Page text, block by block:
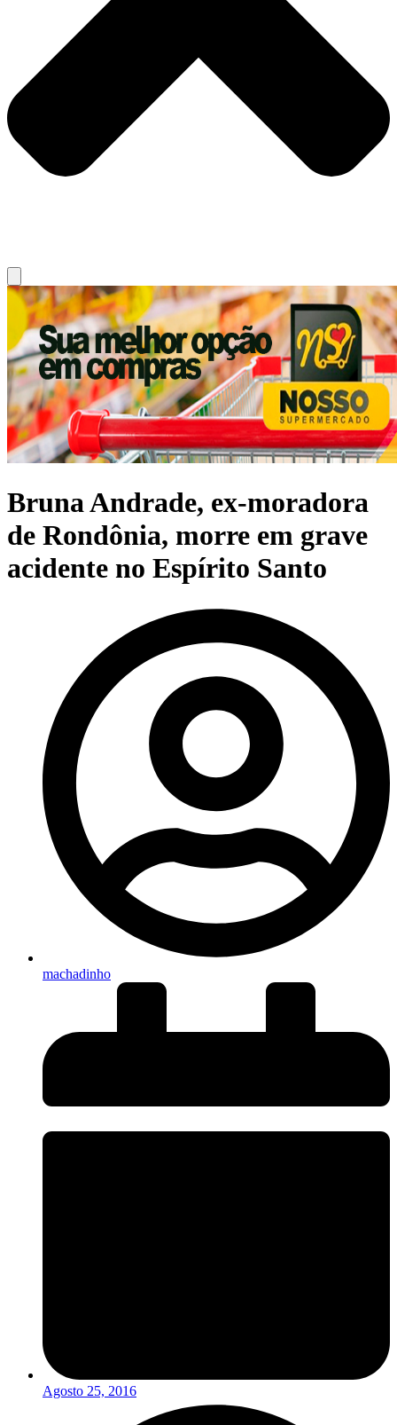
Bruna Andrade, ex-moradora
de Rondônia, morre em grave
acidente no Espírito Santo
machadinho
Agosto 25, 2016